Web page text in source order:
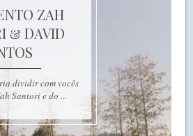
ZAH
& DAVID
dividir com vocês
Santori e do ...